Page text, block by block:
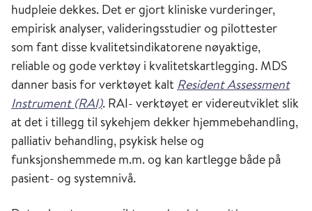
hudpleie dekkes. Det er gjort kliniske vurderinger,
empirisk analyser, valideringsstudier og pilottester
som fant disse kvalitetsindikatorene nøyaktige,
reliable og gode verktøy i kvalitetskartlegging. MDS
danner basis for verktøyet kalt Resident Assessment
Instrument (RAI). RAI- verktøyet er videreutviklet slik
at det i tillegg til sykehjem dekker hjemmebehandling,
palliativ behandling, psykisk helse og
funksjonshemmede m.m. og kan kartlegge både på
pasient- og systemnivå.